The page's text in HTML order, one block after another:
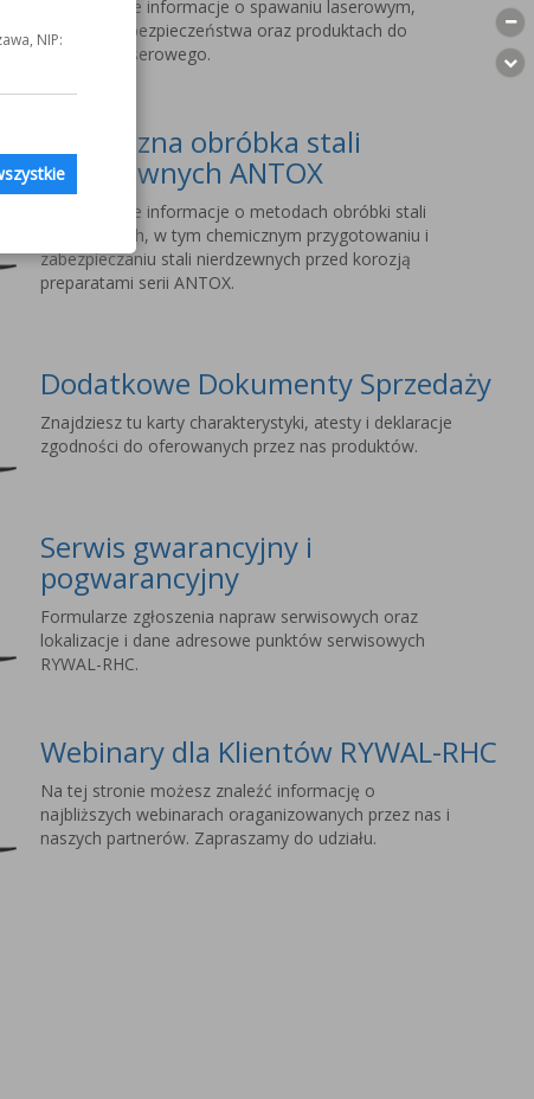
Szczegółowe informacje o spawaniu laserowym,
wymogach bezpieczeństwa oraz produktach do
spawania laserowego.
Chemiczna obróbka stali
nierdzewnych ANTOX
Szczegółowe informacje o metodach obróbki stali
nierdzewnych, w tym chemicznym przygotowaniu i
zabezpieczaniu stali nierdzewnych przed korozją
preparatami serii ANTOX.
Dodatkowe Dokumenty Sprzedaży
Znajdziesz tu karty charakterystyki, atesty i deklaracje
zgodności do oferowanych przez nas produktów.
Serwis gwarancyjny i
pogwarancyjny
Formularze zgłoszenia napraw serwisowych oraz
lokalizacje i dane adresowe punktów serwisowych
RYWAL-RHC.
Webinary dla Klientów RYWAL-RHC
Na tej stronie możesz znaleźć informację o
najbliższych webinarach oraganizowanych przez nas i
naszych partnerów. Zapraszamy do udziału.
NIP: